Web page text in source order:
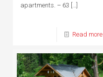
apartments. – 63 […]
Read more